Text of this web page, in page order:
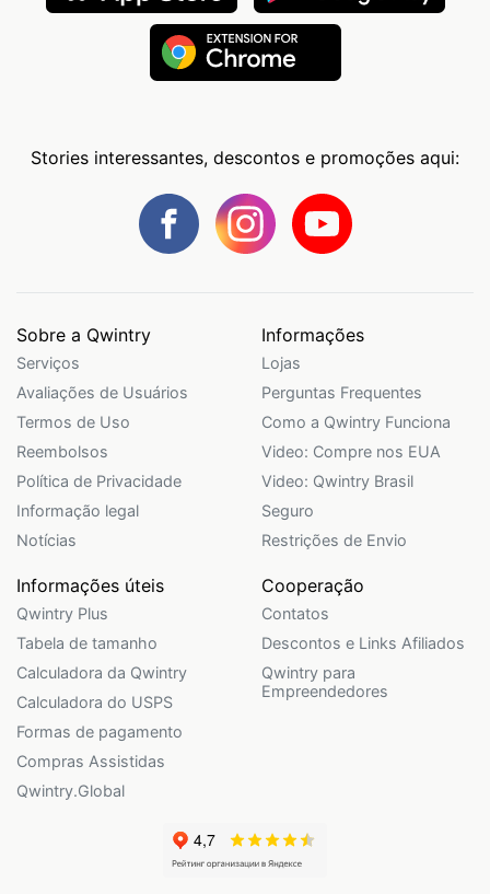
Stories interessantes, descontos e promoções aqui:
Sobre a Qwintry
Serviços
Avaliações de Usuários
Termos de Uso
Reembolsos
Política de Privacidade
Informação legal
Notícias
Informações
Lojas
Perguntas Frequentes
Como a Qwintry Funciona
Video: Compre nos EUA
Video: Qwintry Brasil
Seguro
Restrições de Envio
Informações úteis
Qwintry Plus
Tabela de tamanho
Calculadora da Qwintry
Calculadora do USPS
Formas de pagamento
Compras Assistidas
Qwintry.Global
Cooperação
Contatos
Descontos e Links Afiliados
Qwintry para
Empreendedores